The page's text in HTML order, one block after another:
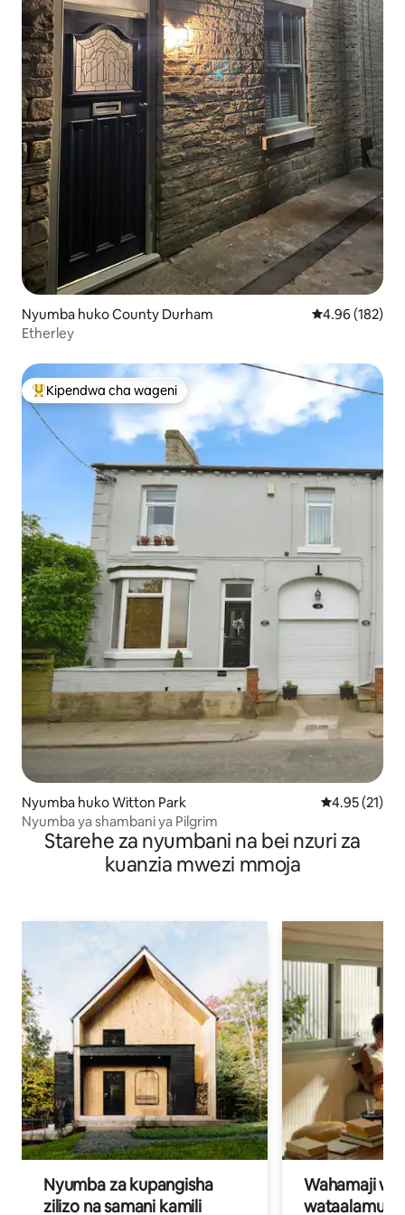
Nyumba huko County Durham Ukadiriaji wa
4.96 (182)
Etherley
Kipendwa maarufu cha wageni
Kipendwa cha wageni
Nyumba huko Witton Park Ukadiriaji wa
4.95 (21)
Nyumba ya shambani ya Pilgrim
Starehe za nyumbani na bei nzuri za
kuanzia mwezi mmoja
Nyumba za kupangisha
zilizo na samani kamili
Wahamaji
wataalamu